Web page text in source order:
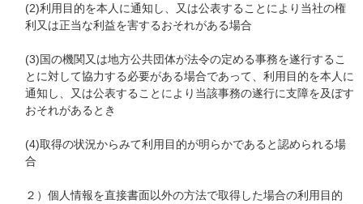
(2)利用目的を本人に通知し、又は公表することにより当社の権
利又は正当な利益を害するおそれがある場合
(3)国の機関又は地方公共団体が法令の定める事務を遂行するこ
とに対して協力する必要がある場合であって、利用目的を本人に
通知し、又は公表することにより当該事務の遂行に支障を及ぼす
おそれがあるとき
(4)取得の状況からみて利用目的が明らかであると認められる場
合
２）個人情報を直接書面以外の方法で取得した場合の利用目的